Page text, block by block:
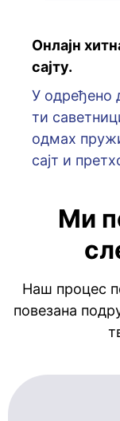
Онлајн
сајту.
У oдрeђeнo
ти
oдмaх
сajт и
Ми
Наш процес
повезана